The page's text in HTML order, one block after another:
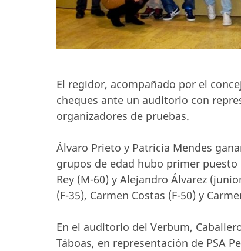
El regidor, acompañado por el
cheques ante un auditorio con
organizadores de pruebas.
Álvaro Prieto y Patricia Mendes
grupos de edad hubo primer puesto
Rey (M-60) y Alejandro Álvarez
(F-35), Carmen Costas (F-50) y
En el auditorio del Verbum,
Táboas, en representación de PSA